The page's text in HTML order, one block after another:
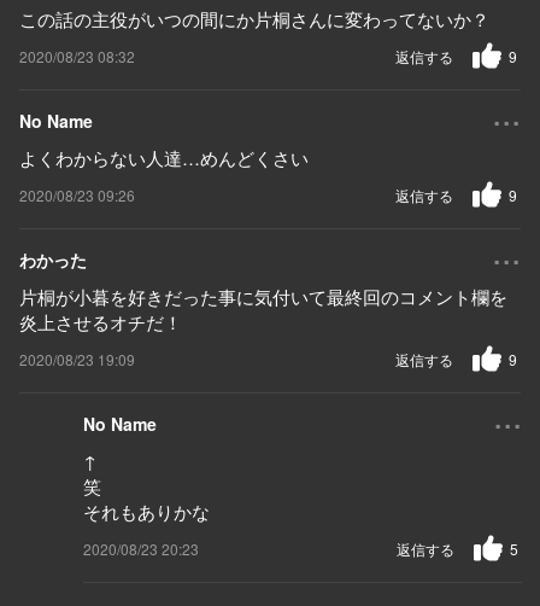
この話の主役がいつの間にか片桐さんに変わってないか？
2020/08/23 08:32 9
返信する
No Name ...
よくわからない人達…めんどくさい
2020/08/23 09:26 9
返信する
わかった ...
片桐が小暮を好きだった事に気付いて最終回のコメント欄を
炎上させるオチだ！
2020/08/23 19:09 9
返信する
No Name ...
↑
笑
それもありかな
2020/08/23 20:23 5
返信する